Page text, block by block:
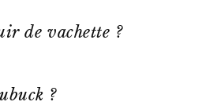
de vachette ?
?